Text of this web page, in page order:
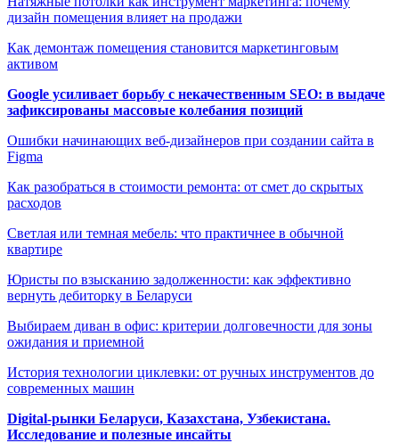
дизайн помещения влияет на продажи
Как демонтаж помещения становится маркетинговым
активом
Google усиливает борьбу с некачественным SEO: в выдаче
зафиксированы массовые колебания позиций
Ошибки начинающих веб-дизайнеров при создании сайта в
Figma
Как разобраться в стоимости ремонта: от смет до скрытых
расходов
Светлая или темная мебель: что практичнее в обычной
квартире
Юристы по взысканию задолженности: как эффективно
вернуть дебиторку в Беларуси
Выбираем диван в офис: критерии долговечности для зоны
ожидания и приемной
История технологии циклевки: от ручных инструментов до
современных машин
Digital-рынки Беларуси, Казахстана, Узбекистана.
Исследование и полезные инсайты